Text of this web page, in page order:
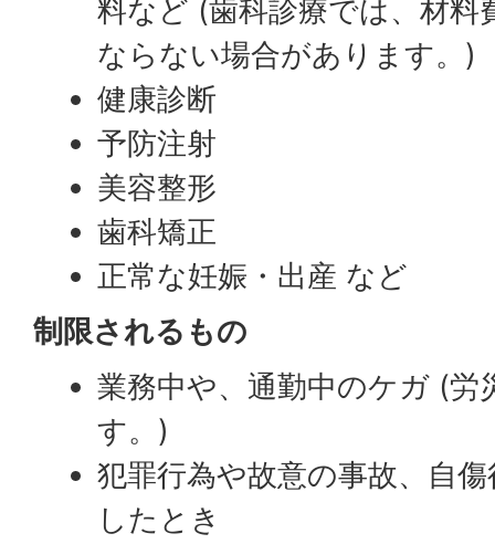
料など (歯科診療では、材料
ならない場合があります。)
健康診断
予防注射
美容整形
歯科矯正
正常な妊娠・出産 など
制限されるもの
業務中や、通勤中のケガ (労
す。)
犯罪行為や故意の事故、自
したとき